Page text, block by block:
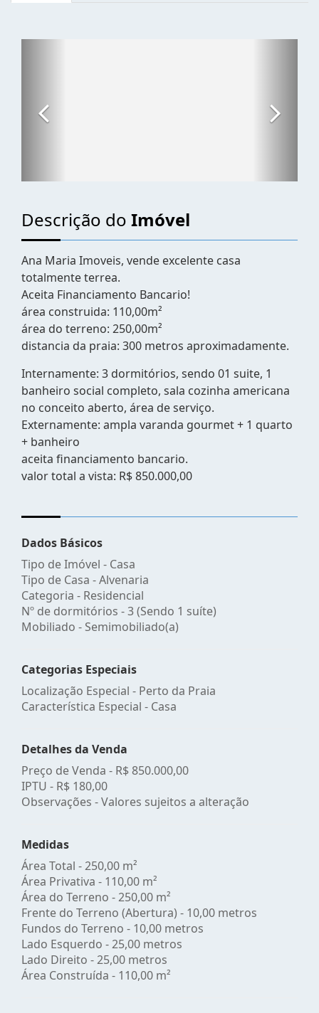
Descrição do Imóvel
Ana Maria Imoveis, vende excelente casa
totalmente terrea.
Aceita Financiamento Bancario!
área construida: 110,00m²
área do terreno: 250,00m²
distancia da praia: 300 metros aproximadamente.
Internamente: 3 dormitórios, sendo 01 suite, 1
banheiro social completo, sala cozinha americana
no conceito aberto, área de serviço.
Externamente: ampla varanda gourmet + 1 quarto
+ banheiro
aceita financiamento bancario.
valor total a vista: R$ 850.000,00
Dados Básicos
Tipo de Imóvel - Casa
Tipo de Casa - Alvenaria
Categoria - Residencial
Nº de dormitórios - 3 (Sendo 1 suíte)
Mobiliado - Semimobiliado(a)
Categorias Especiais
Localização Especial - Perto da Praia
Característica Especial - Casa
Detalhes da Venda
Preço de Venda - R$ 850.000,00
IPTU - R$ 180,00
Observações - Valores sujeitos a alteração
Medidas
Área Total - 250,00 m²
Área Privativa - 110,00 m²
Área do Terreno - 250,00 m²
Frente do Terreno (Abertura) - 10,00 metros
Fundos do Terreno - 10,00 metros
Lado Esquerdo - 25,00 metros
Lado Direito - 25,00 metros
Área Construída - 110,00 m²